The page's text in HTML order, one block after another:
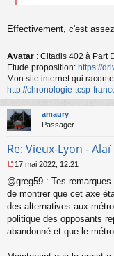
Effectivement, c'est assez
Avatar : Citadis 402 à Part
Etude proposition: https://
Mon site internet qui
http://chronologie-tcsp-
amaury
Passager
Re: Vieux-Lyon -
e
s
s
a
g
e
17 mai 2022, 12:21
@greg59 : Tes
de montrer que cet axe
des alternatives aux
politique des opposants
abandonné et que le